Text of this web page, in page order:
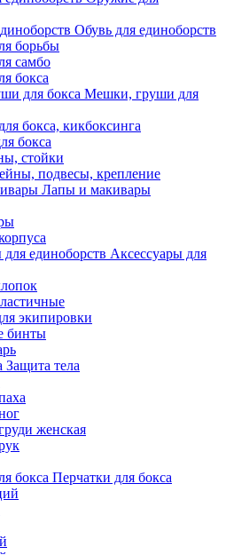
Обувь для единоборств
борьбы
самбо
бокса
Мешки, груши для
бокса, кикбоксинга
бокса
стойки
подвесы, крепление
Лапы и макивары
Аксессуары для
экипировки
бинты
Защита тела
женская
Перчатки для бокса